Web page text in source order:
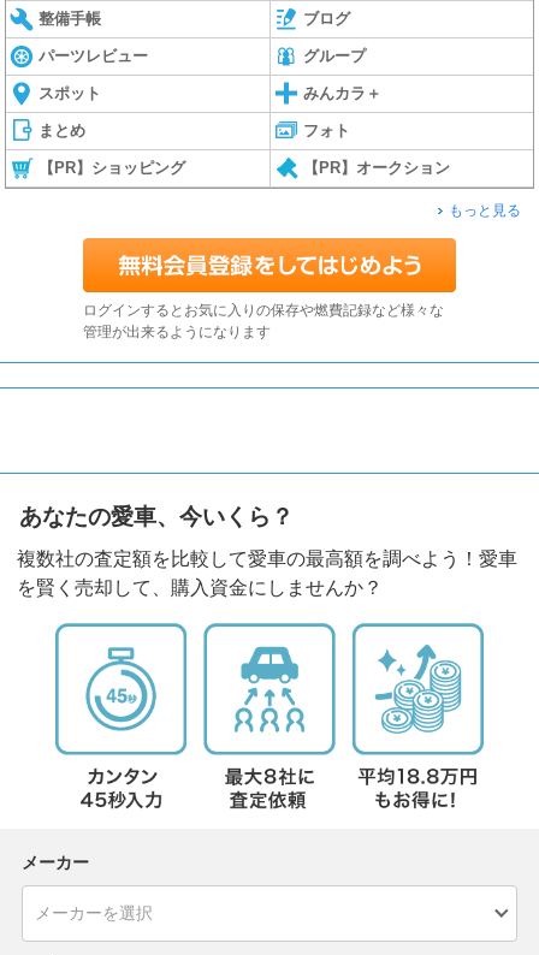
整備手帳 ブログ
パーツレビュー グループ
スポット みんカラ＋
まとめ フォト
【PR】ショッピング 【PR】オークション
もっと見る
ログインするとお気に入りの保存や燃費記録など様々な
管理が出来るようになります
あなたの愛車、今いくら？
複数社の査定額を比較して愛車の最高額を調べよう！愛車
を賢く売却して、購入資金にしませんか？
メーカー